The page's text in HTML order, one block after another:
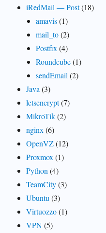
iRedMail — Post(18)
amavis(1)
mail_to(2)
Postfix (4)
Roundcube(1)
sendEmail (2)
Java (3)
letsencrypt(7)
MikroTik(2)
nginx (6)
OpenVZ(12)
Proxmox (1)
Python (4)
TeamCity(3)
Ubuntu (3)
Virtuozzo(1)
VPN(5)